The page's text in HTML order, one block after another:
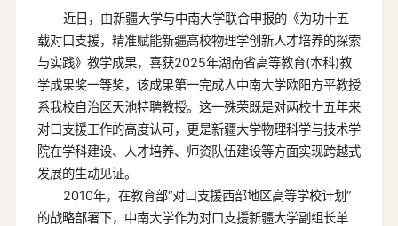
近日，由新疆大学与中南大学联合申报的《为功十五
载对口支援，精准赋能新疆高校物理学创新人才培养的探索
与实践》教学成果，喜获2025年湖南省高等教育(本科)教
学成果奖一等奖，该成果第一完成人中南大学欧阳方平教授
系我校自治区天池特聘教授。这一殊荣既是对两校十五年来
对口支援工作的高度认可，更是新疆大学物理科学与技术学
院在学科建设、人才培养、师资队伍建设等方面实现跨越式
发展的生动见证。
2010年，在教育部“对口支援西部地区高等学校计划”
的战略部署下，中南大学作为对口支援新疆大学副组长单